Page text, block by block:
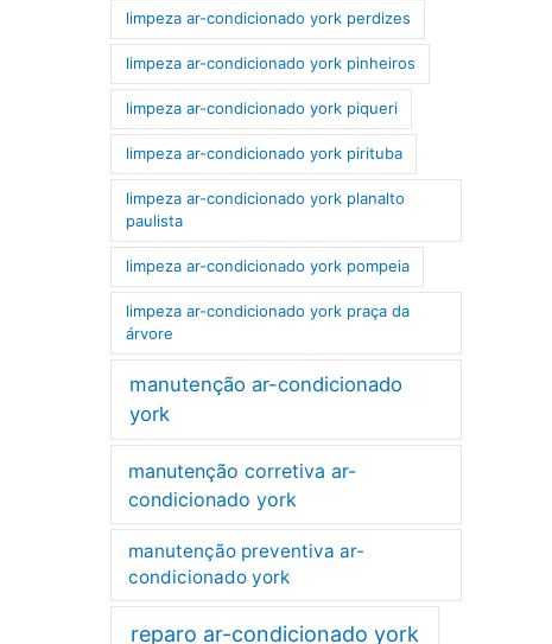
limpeza ar-condicionado york perdizes
limpeza ar-condicionado york pinheiros
limpeza ar-condicionado york piqueri
limpeza ar-condicionado york pirituba
limpeza ar-condicionado york planalto
paulista
limpeza ar-condicionado york pompeia
limpeza ar-condicionado york praça da
árvore
manutenção ar-condicionado
york
manutenção corretiva ar-
condicionado york
manutenção preventiva ar-
condicionado york
reparo ar-condicionado york